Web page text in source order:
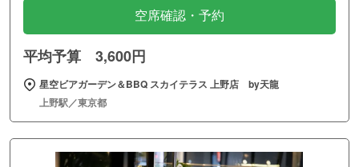
空席確認・予約
平均予算 3,600円
星空ビアガーデン＆BBQ スカイテラス 上野店 by天龍
上野駅／東京都